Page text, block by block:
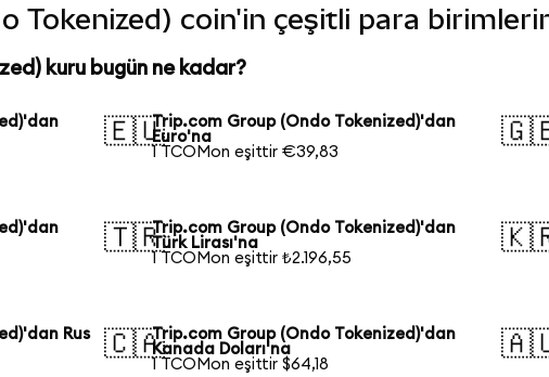
Tokenized) coin'in çeşitli para
kuru bugün ne kadar?
🇪🇺Trip.com Group (Ondo Tokenized)'dan
Euro'na
1 TCOMon eşittir €39,83
🇹🇷Trip.com Group (Ondo Tokenized)'dan
Türk Lirası'na
1 TCOMon eşittir ₺2.196,55
Rus
🇨🇦Trip.com Group (Ondo Tokenized)'dan
Kanada Doları'na
1 TCOMon eşittir $64,18